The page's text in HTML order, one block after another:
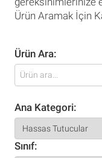
Ürün Aramak İçin
Ürün Ara:
Ana Kategori:
Sınıf: